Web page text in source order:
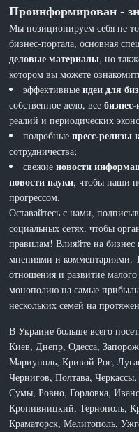
Проинформирован -
Мы позиционируем себя не
бизнес-портала, основная
деловые материалы, но
котором вы можете
эффективныеидеи для
собственное дело, все
реалий и периодических
подробныепресс-релизы
сотрудничества;
свежиеновости
новости науки, чтобы наши
прогрессом.
Оставайтесь с нами,
социальных сетях, чтобы
правилам! Влияйте на
мнениями и комментариями.
отношения и развитие
монополию на самые
нескольких семей на
В Украине больше всего
Киев, Днепр, Одесса,
Мариуполь, Кривой Рог,
Чернигов, Полтава,
Сумы, Ровно, Горловка,
Кропивницкий, Тернополь,
Краматорск, Мелитополь,